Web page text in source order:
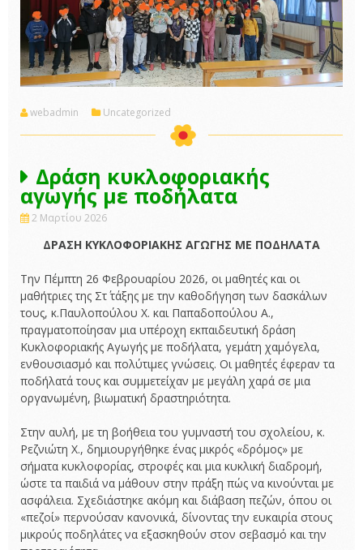
webadmin Uncategorized
Δράση κυκλοφοριακής
αγωγής με ποδήλατα
2 Μαρτίου 2026
ΔΡΑΣΗ ΚΥΚΛΟΦΟΡΙΑΚΗΣ ΑΓΩΓΗΣ ΜΕ ΠΟΔΗΛΑΤΑ
Την Πέμπτη 26 Φεβρουαρίου 2026, οι μαθητές και οι
μαθήτριες της Στ΄ τάξης με την καθοδήγηση των δασκάλων
τους, κ.Παυλοπούλου Χ. και Παπαδοπούλου Α.,
πραγματοποίησαν μια υπέροχη εκπαιδευτική δράση
Κυκλοφοριακής Αγωγής με ποδήλατα, γεμάτη χαμόγελα,
ενθουσιασμό και πολύτιμες γνώσεις. Οι μαθητές έφεραν τα
ποδήλατά τους και συμμετείχαν με μεγάλη χαρά σε μια
οργανωμένη, βιωματική δραστηριότητα.
Στην αυλή, με τη βοήθεια του γυμναστή του σχολείου, κ.
Ρεζνιώτη Χ., δημιουργήθηκε ένας μικρός «δρόμος» με
σήματα κυκλοφορίας, στροφές και μια κυκλική διαδρομή,
ώστε τα παιδιά να μάθουν στην πράξη πώς να κινούνται με
ασφάλεια. Σχεδιάστηκε ακόμη και διάβαση πεζών, όπου οι
«πεζοί» περνούσαν κανονικά, δίνοντας την ευκαιρία στους
μικρούς ποδηλάτες να εξασκηθούν στον σεβασμό και την